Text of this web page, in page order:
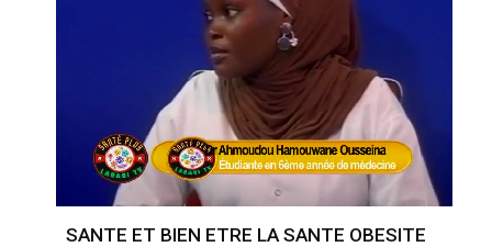
SANTE ET BIEN ETRE LA SANTE OBESITE